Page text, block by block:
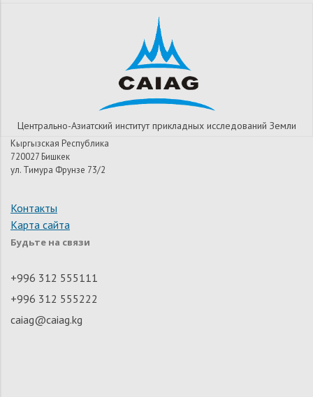
Центрально-Азиатский институт прикладных исследований Земли
Кыргызская Республика
720027 Бишкек
ул. Тимура Фрунзе 73/2
Контакты
Карта сайта
Будьте на связи
+996 312 555111
+996 312 555222
caiag@caiag.kg